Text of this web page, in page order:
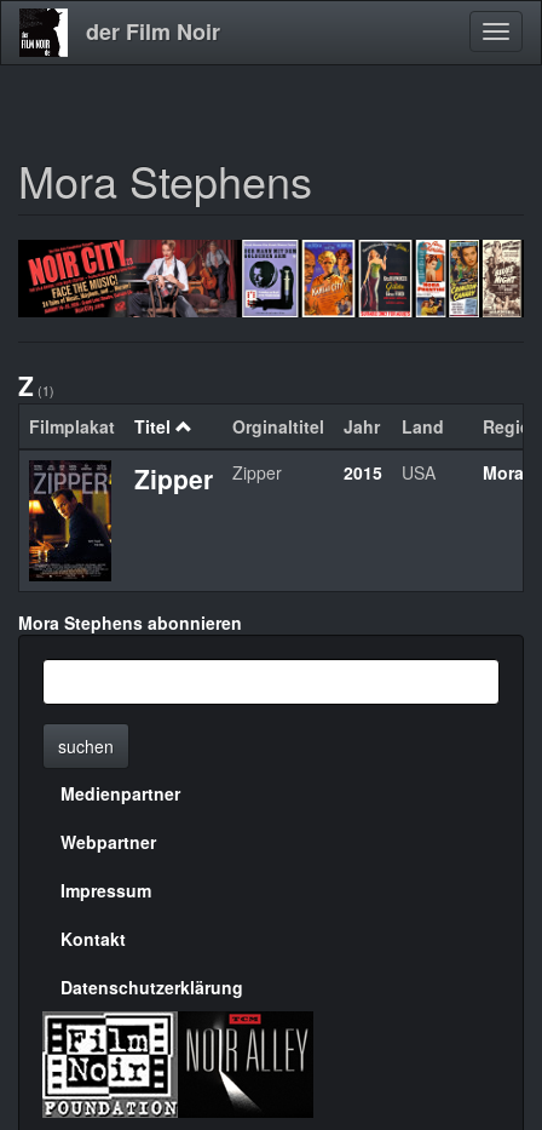
Direkt
zum
der Film Noir
Mora Stephens
Z (1)
Filmplakat Titel Orginaltitel Jahr Land Regie
Zipper Zipper 2015 USA Mora
Mora Stephens abonnieren
suchen
Menülinks
rechte
Seite
Medienpartner
Webpartner
Impressum
Kontakt
Datenschutzerklärung